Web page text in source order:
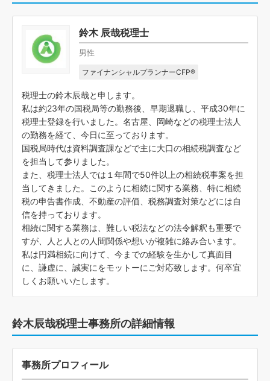
鈴木 辰哉税理士
男性
ファイナンシャルプランナーCFP®
税理士の鈴木辰哉と申します。
私は約23年の国税局等の勤務後、早期退職し、平成30年に
税理士登録を行いました。名古屋、岡崎などの税理士法人
の勤務を経て、今日に至っております。
国税局時代は資料調査課などで主に大口の相続税調査など
を担当して参りました。
また、税理士法人では１年間で50件以上の相続税事案を担
当してきました。このように相続に関する業務、特に相続
税の申告書作成、不動産の評価、税務調査対策などには自
信を持っております。
相続に関する業務は、難しい税法などの法令解釈も重要で
すが、人と人との人間関係や想いが複雑に絡み合います。
私は円満相続に向けて、今までの経験を生かして真面目
に、謙虚に、誠実にをモットーにご対応致します。何卒宜
しくお願いいたします。
鈴木辰哉税理士事務所の詳細情報
事務所プロフィール